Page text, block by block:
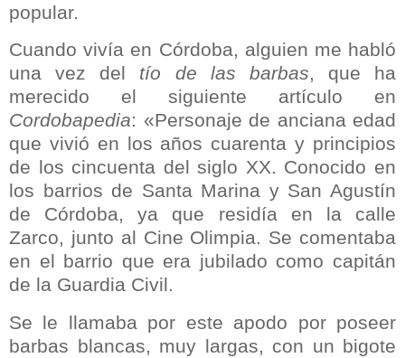
popular.
Cuando vivía en Córdoba, alguien me habló
una vez del tío de las barbas, que ha
merecido el siguiente artículo en
Cordobapedia: «Personaje de anciana edad
que vivió en los años cuarenta y principios
de los cincuenta del siglo XX. Conocido en
los barrios de Santa Marina y San Agustín
de Córdoba, ya que residía en la calle
Zarco, junto al Cine Olimpia. Se comentaba
en el barrio que era jubilado como capitán
de la Guardia Civil.
Se le llamaba por este apodo por poseer
barbas blancas, muy largas, con un bigote